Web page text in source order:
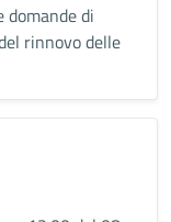
domande di
rinnovo delle